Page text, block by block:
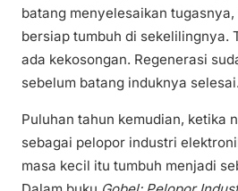
batang menyelesaikan
bersiap tumbuh di sekelilingnya.
ada kekosongan. Regenerasi
sebelum batang induknya selesai.
Puluhan tahun kemudian, ketika
sebagai pelopor industri
masa kecil itu tumbuh menjadi